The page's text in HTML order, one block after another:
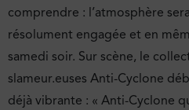
comprendre : l’atmosphère
résolument engagée et en
samedi soir. Sur scène, le
slameur.euses Anti-Cyclone
déjà vibrante : « Anti-Cyclone